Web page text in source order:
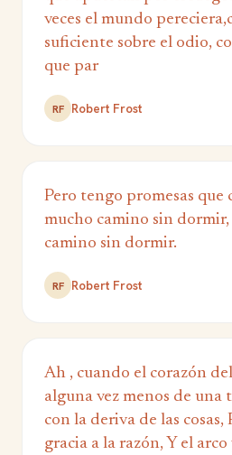
veces el mundo
suficiente sobre el odio,
que par
RF Robert Frost
Pero tengo promesas
mucho camino sin
camino sin dormir.
RF Robert Frost
Ah , cuando el corazón
alguna vez menos de una
con la deriva de las cosas,
gracia a la razón, Y el